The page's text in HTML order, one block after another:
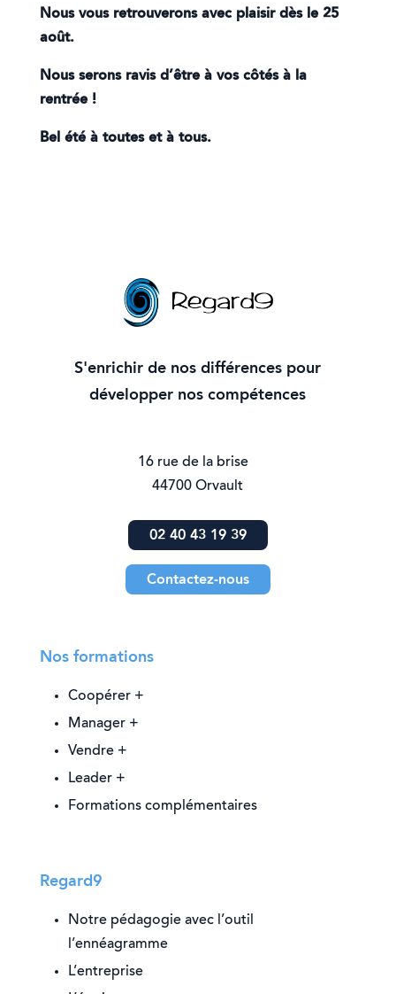
Nous vous retrouverons avec plaisir dès le 25
août.
Nous serons ravis d’être à vos côtés à la
rentrée !
Bel été à toutes et à tous.
S'enrichir de nos différences pour
développer nos compétences
16 rue de la brise
44700 Orvault
02 40 43 19 39
Contactez-nous
Nos formations
Coopérer +
Manager +
Vendre +
Leader +
Formations complémentaires
Regard9
Notre pédagogie avec l’outil
l’ennéagramme
L’entreprise